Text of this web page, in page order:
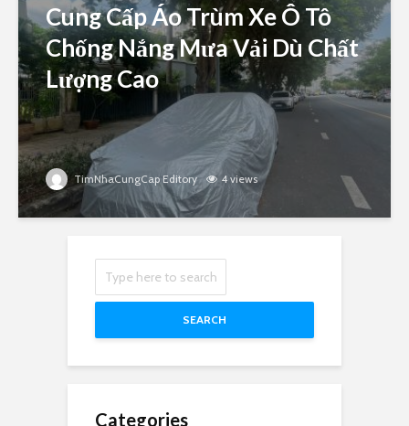
Cung Cấp Áo Trùm Xe Ô Tô
Chống Nắng Mưa Vải Dù Chất
Lượng Cao
TimNhaCungCap Editory 4 views
SEARCH
Categories